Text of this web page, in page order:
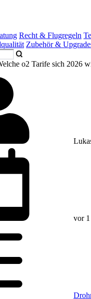
Recht & Flugregeln
Zubehör &
o2 Tarife sich 2026
vor